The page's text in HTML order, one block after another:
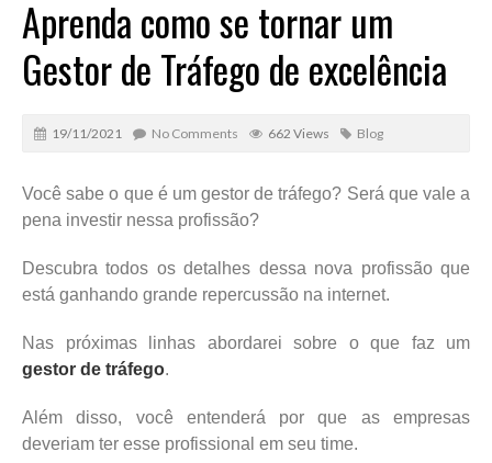
Aprenda como se tornar um
Gestor de Tráfego de excelência
19/11/2021 No Comments 662 Views Blog
Você sabe o que é um gestor de tráfego? Será que vale a
pena investir nessa profissão?
Descubra todos os detalhes dessa nova profissão que
está ganhando grande repercussão na internet.
Nas próximas linhas abordarei sobre o que faz um
gestor de tráfego.
Além disso, você entenderá por que as empresas
deveriam ter esse profissional em seu time.